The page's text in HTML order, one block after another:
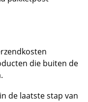
die buiten de
de laatste stap van